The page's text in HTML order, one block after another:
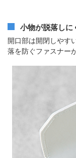
小物が脱落しに
開口部は開閉しやす
落を防ぐファスナー